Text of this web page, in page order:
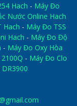
Hach - Máy Đo
Nước Online Hach
Hach - Máy Đo TSS
Hach - Máy Đo Độ
- Máy Đo Oxy Hòa
- Máy Đo Clo